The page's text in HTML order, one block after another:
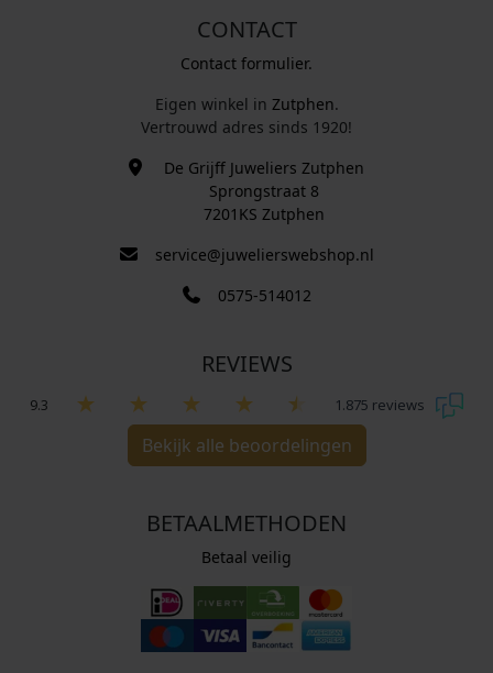
CONTACT
Contact formulier.
Eigen winkel in Zutphen.
Vertrouwd adres sinds 1920!
De Grijff Juweliers Zutphen
Sprongstraat 8
7201KS Zutphen
service@juwelierswebshop.nl
0575-514012
REVIEWS
9.3 1.875 reviews
Bekijk alle beoordelingen
BETAALMETHODEN
Betaal veilig